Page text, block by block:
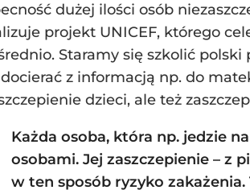
dużej ilości osób
projekt UNICEF, którego
Staramy się szkolić
z informacją np. do
dzieci, ale też
Każda osoba, która np. jedzie
osobami. Jej zaszczepienie – z
w ten sposób ryzyko